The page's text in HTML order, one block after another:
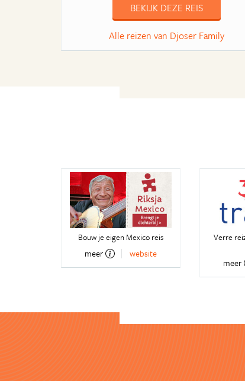
BEKIJK DEZE REIS
Alle reizen van Djoser Family
Bouw je eigen Mexico reis
meer website
Verre
meer